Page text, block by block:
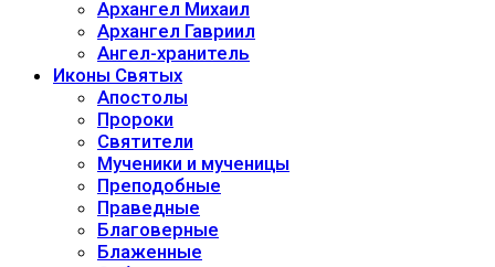
Архангел Михаил
Архангел Гавриил
Ангел-хранитель
Иконы Святых
Апостолы
Пророки
Святители
Мученики и мученицы
Преподобные
Праведные
Благоверные
Блаженные